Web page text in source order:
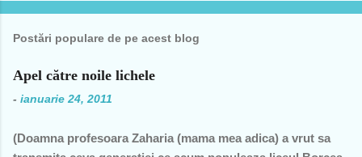
Postări populare de pe acest blog
Apel către noile lichele
- ianuarie 24, 2011
(Doamna profesoara Zaharia (mama mea adica) a vrut sa